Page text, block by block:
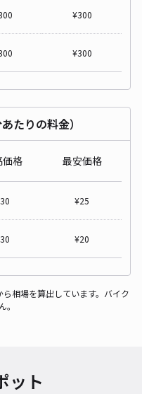
¥300
¥300
たりの料金）
価格 最安価格
30 ¥25
30 ¥20
相場を算出しています。バイク
ット